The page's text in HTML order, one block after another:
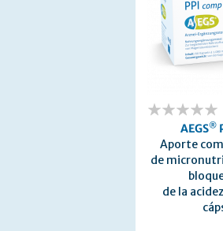
AEGS®
Aporte
de
de la